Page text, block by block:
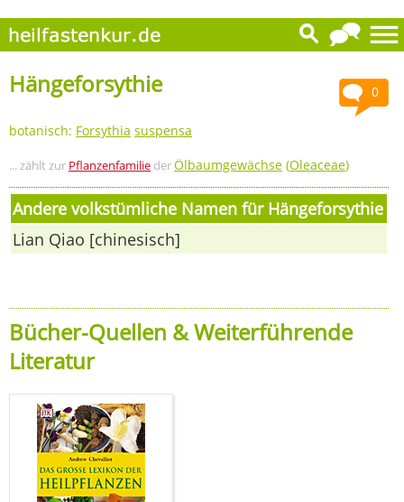
0
Hängeforsythie
botanisch: Forsythia suspensa
... zählt zur Pflanzenfamilie derÖlbaumgewächse (Oleaceae)
Andere volkstümliche Namen für Hängeforsythie
Lian Qiao [chinesisch]
Bücher-Quellen & Weiterführende
Literatur